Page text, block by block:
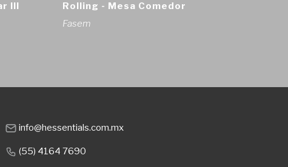
III
Rolling - Mesa Comedor
Fasem
info@hessentials.com.mx
(55) 4164 7690